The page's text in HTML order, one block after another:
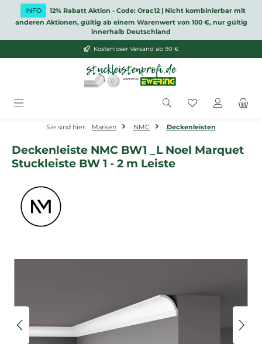
Zum Hauptinhalt springen
INFO
12% Rabatt Aktion - Code: Orac12 | Nicht kombinierbar mit
anderen Aktionen, gültig ab einem Warenwert von 100 €, nur gültig
innerhalb Deutschland
Kostenloser Versand ab 90 €
Du hast 0
Sie sind hier: Marken NMC Deckenleisten
Deckenleiste NMC BW1 _L Noel Marquet
Stuckleiste BW 1 - 2 m Leiste